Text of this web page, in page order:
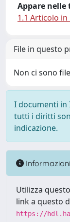
Appare nelle
1.1 Articolo in
File in questo
Non ci sono
I documenti in
tutti i diritti
indicazione.
Informazioni
Utilizza
link a questo
https://